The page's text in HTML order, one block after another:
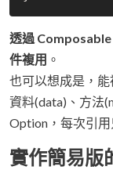
透過
件複用 。
也可以想成是，能
資料(data)、方法
Option，每次引用
實作簡易版